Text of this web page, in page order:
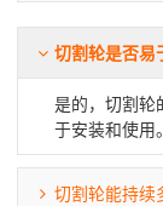
切割轮是否易
是的，切割轮
于安装和使用。
切割轮能持续